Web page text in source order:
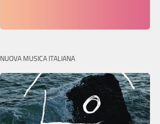
NUOVA MUSICA ITALIANA